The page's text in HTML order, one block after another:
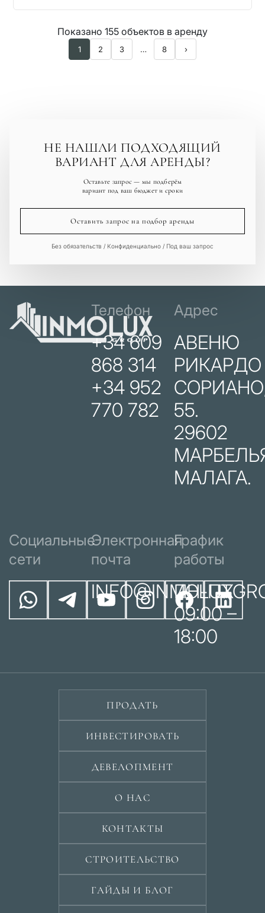
Показано 155 объектов в аренду
1 2 3 … 8 ›
НЕ НАШЛИ ПОДХОДЯЩИЙ
ВАРИАНТ ДЛЯ АРЕНДЫ?
Оставьте запрос — мы подберём
вариант под ваш бюджет и сроки
Оставить запрос на подбор аренды
Без обязательств / Конфиденциально / Под ваш запрос
Телефон
+34 609
868 314
+34 952
770 782
Адрес
АВЕНЮ
РИКАРДО
55.
29602
МАЛАГА.
Социальные
сети
Электронная
почта
График
работы
ПН-ПТ
09:00 –
18:00
ПРОДАТЬ
ИНВЕСТИРОВАТЬ
ДЕВЕЛОПМЕНТ
О НАС
КОНТАКТЫ
СТРОИТЕЛЬСТВО
ГАЙДЫ И БЛОГ